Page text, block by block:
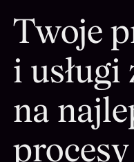
Twoje
i usługi
na
procesy